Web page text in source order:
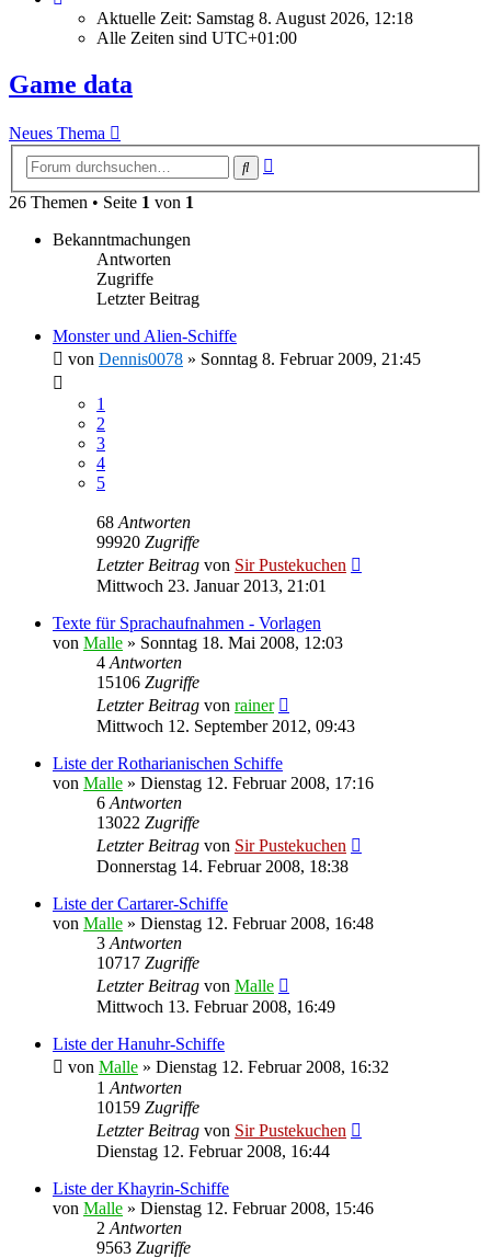
Aktuelle Zeit: Samstag 8. August 2026, 12:18
Alle Zeiten sind UTC+01:00
Game data
Neues Thema
Suche
26 Themen • Seite 1 von 1
Bekanntmachungen
Antworten
Zugriffe
Letzter Beitrag
Monster und Alien-Schiffe
von Dennis0078 » Sonntag 8. Februar 2009, 21:45
1
2
3
4
5
68 Antworten
99920 Zugriffe
Letzter Beitrag von Sir Pustekuchen
Mittwoch 23. Januar 2013, 21:01
Texte für Sprachaufnahmen - Vorlagen
von Malle » Sonntag 18. Mai 2008, 12:03
4 Antworten
15106 Zugriffe
Letzter Beitrag von rainer
Mittwoch 12. September 2012, 09:43
Liste der Rotharianischen Schiffe
von Malle » Dienstag 12. Februar 2008, 17:16
6 Antworten
13022 Zugriffe
Letzter Beitrag von Sir Pustekuchen
Donnerstag 14. Februar 2008, 18:38
Liste der Cartarer-Schiffe
von Malle » Dienstag 12. Februar 2008, 16:48
3 Antworten
10717 Zugriffe
Letzter Beitrag von Malle
Mittwoch 13. Februar 2008, 16:49
Liste der Hanuhr-Schiffe
von Malle » Dienstag 12. Februar 2008, 16:32
1 Antworten
10159 Zugriffe
Letzter Beitrag von Sir Pustekuchen
Dienstag 12. Februar 2008, 16:44
Liste der Khayrin-Schiffe
von Malle » Dienstag 12. Februar 2008, 15:46
2 Antworten
9563 Zugriffe